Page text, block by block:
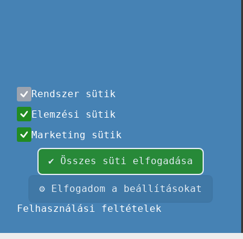
Rendszer sütik
Elemzési sütik
Marketing sütik
✔ Összes süti elfogadása
⚙ Elfogadom a beállításokat
Felhasználási feltételek